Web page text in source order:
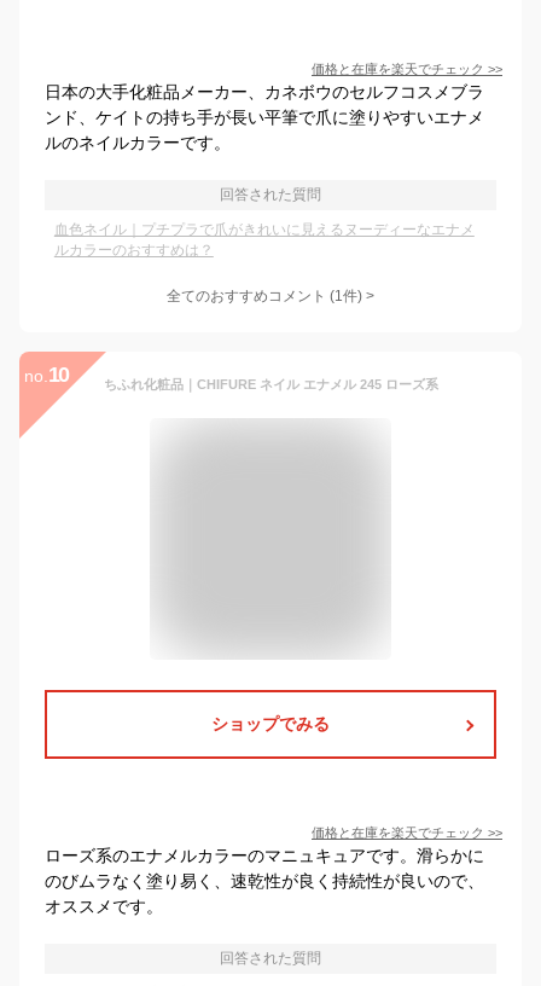
価格と在庫を楽天でチェック >>
日本の大手化粧品メーカー、カネボウのセルフコスメブラ
ンド、ケイトの持ち手が長い平筆で爪に塗りやすいエナメ
ルのネイルカラーです。
回答された質問
血色ネイル｜プチプラで爪がきれいに見えるヌーディーなエナメ
ルカラーのおすすめは？
全てのおすすめコメント (1件) >
no. 10 ちふれ化粧品｜CHIFURE ネイル エナメル 245 ローズ系
ショップでみる
価格と在庫を楽天でチェック >>
ローズ系のエナメルカラーのマニュキュアです。滑らかに
のびムラなく塗り易く、速乾性が良く持続性が良いので、
オススメです。
回答された質問